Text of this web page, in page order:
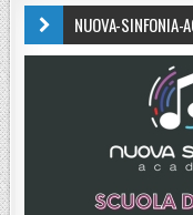
NUOVA-SINFONIA-